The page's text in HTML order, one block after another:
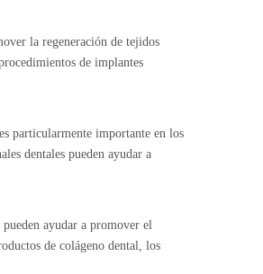
la regeneración de tejidos
de implantes
particularmente importante en los
dentales pueden ayudar a
ayudar a promover el
de colágeno dental, los